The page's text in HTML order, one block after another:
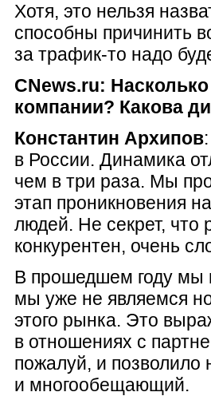
Хотя, это нельзя
способны причинить
за трафик-то надо
CNews.ru:
компании? Какова
Константин Архипов
в России. Динамика
чем в три раза. Мы
этап проникновения
людей. Не секрет, что
конкурентен, очень
В прошедшем году мы
мы уже не являемся
этого рынка. Это
в отношениях с
пожалуй, и позволило
и многообещающий.